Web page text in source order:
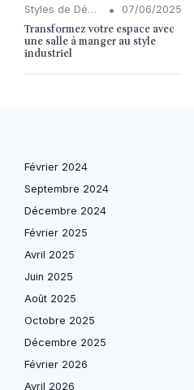
Styles de Décoration Intérieure • 07/06/2025
Transformez votre espace avec
une salle à manger au style
industriel
Février 2024
Septembre 2024
Décembre 2024
Février 2025
Avril 2025
Juin 2025
Août 2025
Octobre 2025
Décembre 2025
Février 2026
Avril 2026